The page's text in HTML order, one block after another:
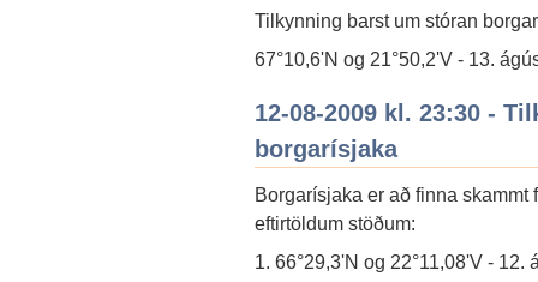
Tilkynning barst um stóran
67°10,6'N og 21°50,2'V - 13.
12-08-2009 kl. 23:30 -
borgarísjaka
Borgarísjaka er að finna
eftirtöldum stöðum:
1. 66°29,3'N og 22°11,08'V -